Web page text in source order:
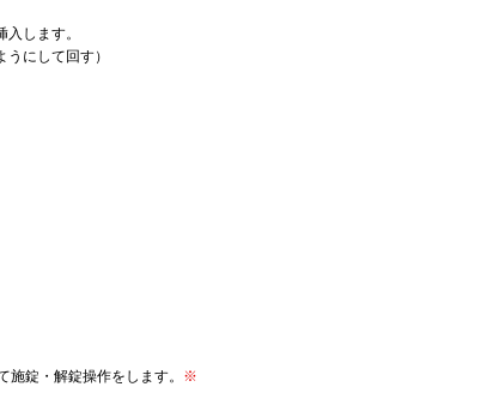
します。
うにして回す）
施錠・解錠操作をします。 ※